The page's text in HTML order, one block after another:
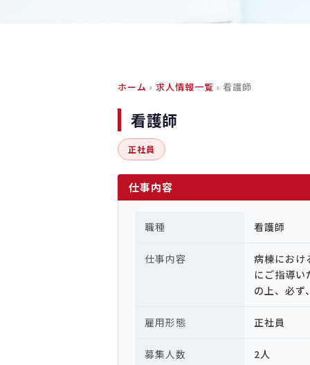
ホーム › 求人情報一覧 › 看護師
看護師
正社員
仕事内容
職種 看護師
仕事内容
病棟にお
にご指導
の上、必
雇用形態 正社員
募集人数 2人